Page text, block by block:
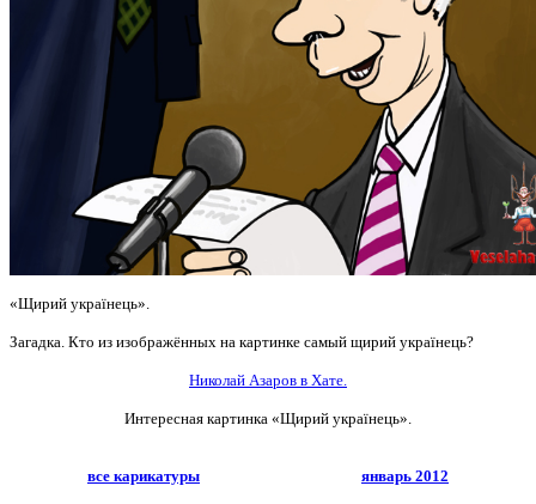
«Щирий українець».
Загадка. Кто из изображённых на картинке самый щирий українець?
Николай Азаров в Хате.
Интересная картинка «Щирий українець».
все карикатуры январь 2012